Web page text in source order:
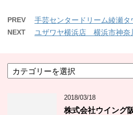
PREV 手芸センタードリーム綾瀬
NEXT ユザワヤ横浜店 横浜市神奈
テ
2018/03/18
株式会社ウイング